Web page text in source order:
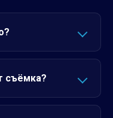
съёмка?